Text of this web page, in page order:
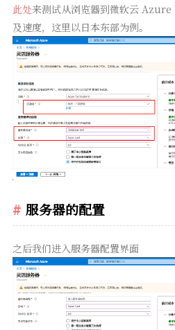
此处来测试从浏览器到微软云
及速度，这里以日本东部为例。
服务器的配置
之后我们进入服务器配置界面